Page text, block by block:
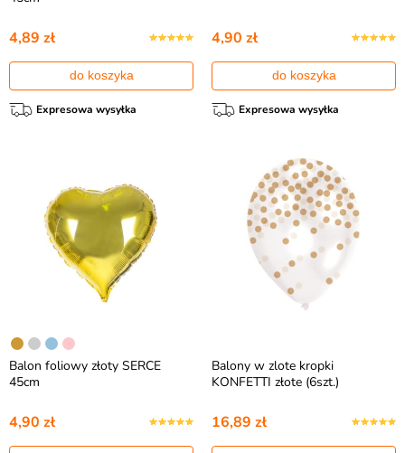
4,89 zł
do koszyka
Expresowa wysyłka
4,90 zł
do koszyka
Expresowa wysyłka
Balon foliowy złoty SERCE
45cm
4,90 zł
Balony w zlote kropki
KONFETTI złote (6szt.)
16,89 zł